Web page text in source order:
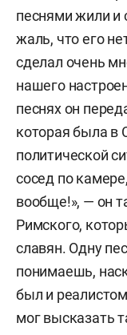
песнями жили и
жаль, что его
сделал очень
нашего
песнях он
которая была в
политической
сосед по
вообще!», — он
Римского,
славян. Одну
понимаешь,
был и
мог высказать